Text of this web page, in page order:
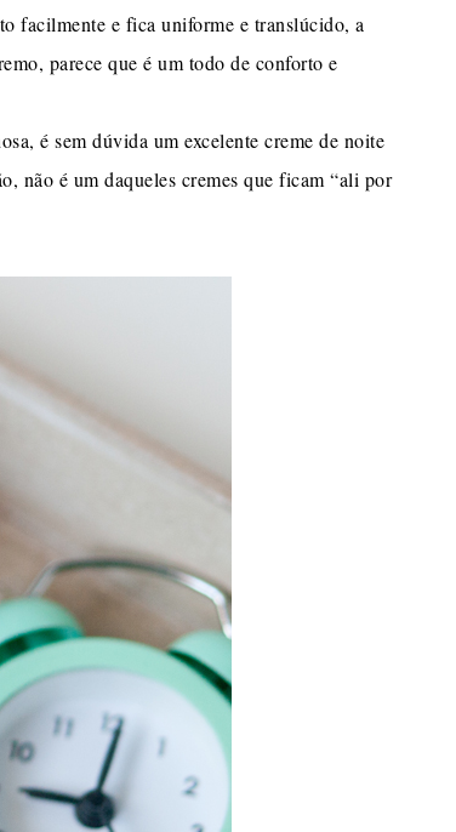
facilmente e fica uniforme e translúcido, a
parece que é um todo de conforto e
é sem dúvida um excelente creme de noite
não é um daqueles cremes que ficam “ali por